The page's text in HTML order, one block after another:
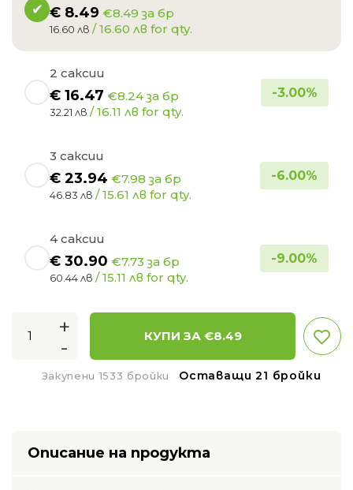
€ 8.49 €8.49 за бр
16.60 лв / 16.60 лв for qty.
2 саксии
€ 16.47 €8.24 за бр
32.21 лв / 16.11 лв for qty.
-3.00%
3 саксии
€ 23.94 €7.98 за бр
46.83 лв / 15.61 лв for qty.
-6.00%
4 саксии
€ 30.90 €7.73 за бр
60.44 лв / 15.11 лв for qty.
-9.00%
+
-
КУПИ ЗА €8.49
Закупени 1533 бройки Оставащи 21 бройки
Описание на продукта